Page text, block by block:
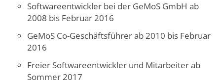
Softwareentwickler bei der GeMoS GmbH ab
2008 bis Februar 2016
GeMoS Co-Geschäftsführer ab 2010 bis Februar
2016
Freier Softwareentwickler und Mitarbeiter ab
Sommer 2017